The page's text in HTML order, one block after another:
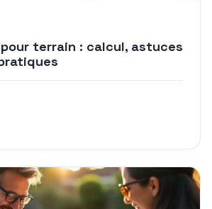
terrain : calcul, astuces